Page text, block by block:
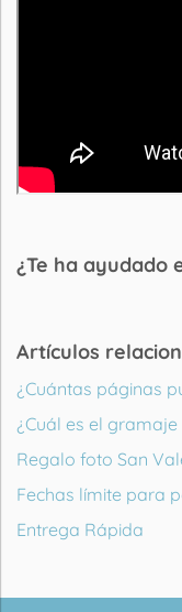
¿Te ha ayudado
Artículos
¿Cuántas páginas
¿Cuál es el
Regalo foto San
Fechas límite para
Entrega Rápida